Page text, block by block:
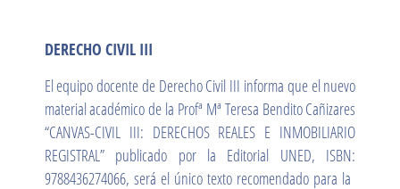
DERECHO CIVIL III
El equipo docente de Derecho Civil III informa que el nuevo
material académico de la Profª Mª Teresa Bendito Cañizares
“CANVAS-CIVIL III: DERECHOS REALES E INMOBILIARIO
REGISTRAL” publicado por la Editorial UNED, ISBN:
9788436274066, será el único texto recomendado para la